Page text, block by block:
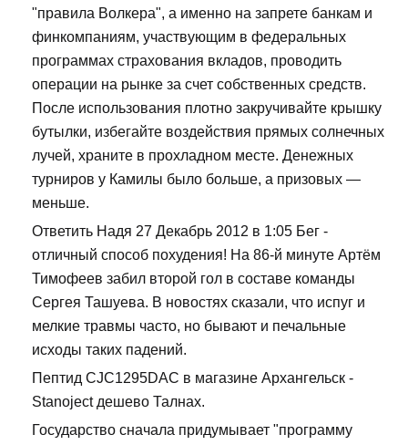
"правила Волкера", а именно на запрете банкам и
финкомпаниям, участвующим в федеральных
программах страхования вкладов, проводить
операции на рынке за счет собственных средств.
После использования плотно закручивайте крышку
бутылки, избегайте воздействия прямых солнечных
лучей, храните в прохладном месте. Денежных
турниров у Камилы было больше, а призовых —
меньше.
Ответить Надя 27 Декабрь 2012 в 1:05 Бег -
отличный способ похудения! На 86-й минуте Артём
Тимофеев забил второй гол в составе команды
Сергея Ташуева. В новостях сказали, что испуг и
мелкие травмы часто, но бывают и печальные
исходы таких падений.
Пептид CJC1295DAC в магазине Архангельск -
Stanoject дешево Талнах.
Государство сначала придумывает "программу